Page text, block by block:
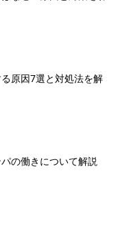
原因7選と対処法を解
の働きについて解説